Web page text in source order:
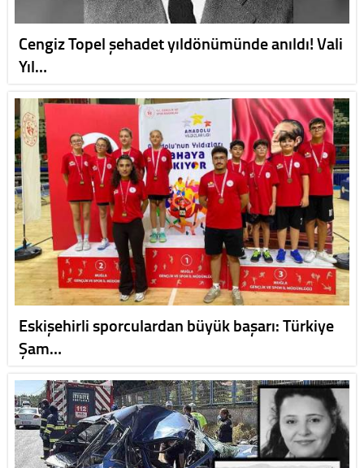
Cengiz Topel şehadet yıldönümünde anıldı! Vali
Yıl…
Eskişehirli sporculardan büyük başarı: Türkiye
Şam…